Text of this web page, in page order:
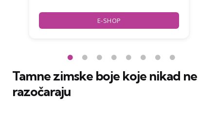
E-SHOP
Tamne zimske boje koje nikad ne
razočaraju